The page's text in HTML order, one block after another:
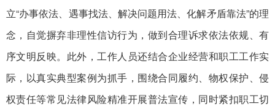
立“办事依法、遇事找法、解决问题用法、化解矛盾靠法”的理
念，自觉摒弃非理性信访行为，做到合理诉求依法依规、有
序文明反映。此外，工作人员还结合企业经营和职工工作实
际，以真实典型案例为抓手，围绕合同履约、物权保护、侵
权责任等常见法律风险精准开展普法宣传，同时紧扣职工切